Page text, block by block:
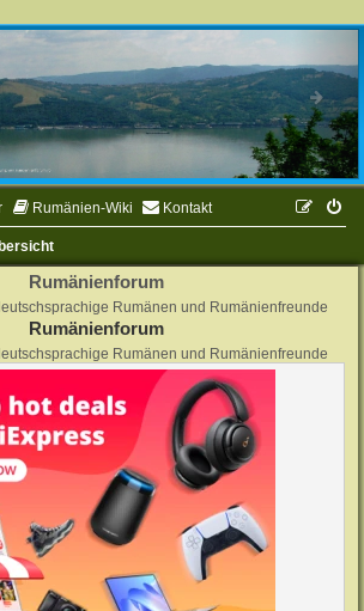
Rumänien-Wiki Kontakt
Rumänienforum
Rumänen und Rumänienfreunde
Rumänienforum
Rumänen und Rumänienfreunde